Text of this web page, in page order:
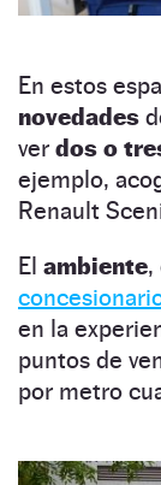
En estos
novedades
ver dos o
ejemplo,
Renault
El ambiente,
en la
puntos de
por metro